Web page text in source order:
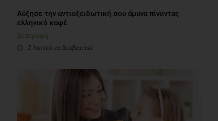
Αύξησε την αντιοξειδωτική σου άμυνα πίνοντας
ελληνικό καφέ
Διατροφή
2 λεπτά να διαβαστεί